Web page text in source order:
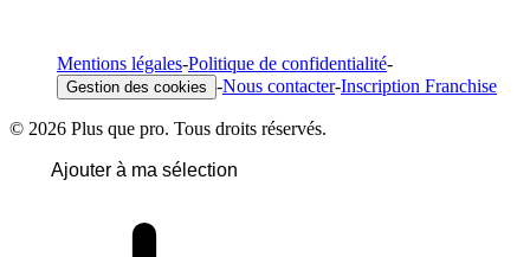
Mentions légales-Politique de confidentialité-
Gestion des cookies -Nous contacter-Inscription Franchise
© 2026 Plus que pro. Tous droits réservés.
Ajouter à ma sélection